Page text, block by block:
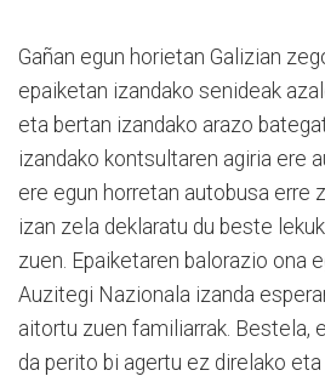
Gañan egun horietan Galizian
epaiketan izandako senideak
eta bertan izandako arazo
izandako kontsultaren agiria ere
ere egun horretan autobusa erre
izan zela deklaratu du beste
zuen. Epaiketaren balorazio ona
Auzitegi Nazionala izanda
aitortu zuen familiarrak. Bestela,
da perito bi agertu ez direlako